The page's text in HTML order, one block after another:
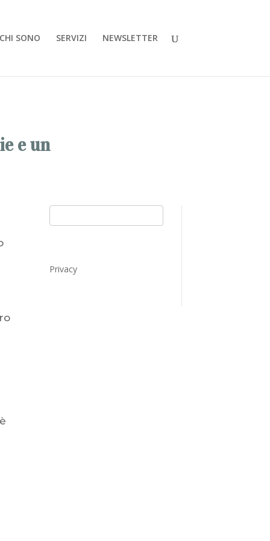
CHI SONO SERVIZI NEWSLETTER
e un
Privacy